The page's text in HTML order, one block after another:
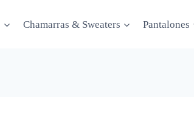
Chamarras & Sweaters Pantalones